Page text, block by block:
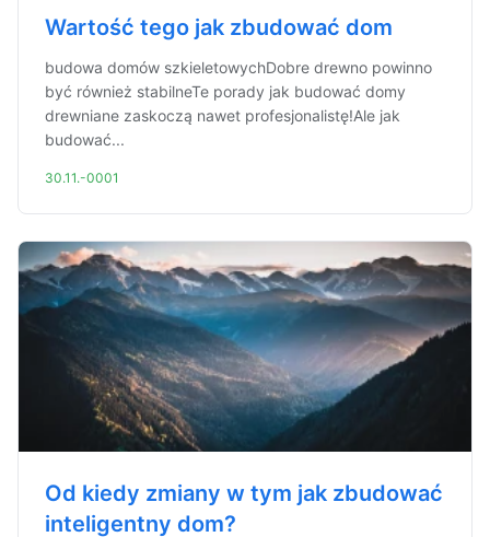
Wartość tego jak zbudować dom
budowa domów szkieletowychDobre drewno powinno
być również stabilneTe porady jak budować domy
drewniane zaskoczą nawet profesjonalistę!Ale jak
budować...
30.11.-0001
Od kiedy zmiany w tym jak zbudować
inteligentny dom?